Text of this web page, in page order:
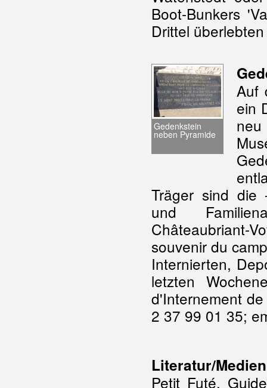
Boot-Bunkers
Drittel
Gedenkstein
neben Pyramide
Auf
ein
Träger sind die
und
Châteaubriant-
souvenir du
Internierten,
letzten
d'Internement
2 37 99 01 35;
Literatur/Medien
Petit Futé.